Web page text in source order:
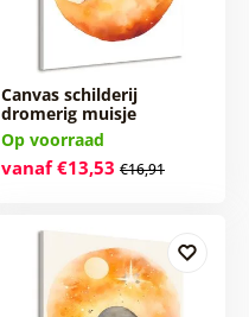
Canvas schilderij
dromerig muisje
Op voorraad
vanaf €13,53 €16,91